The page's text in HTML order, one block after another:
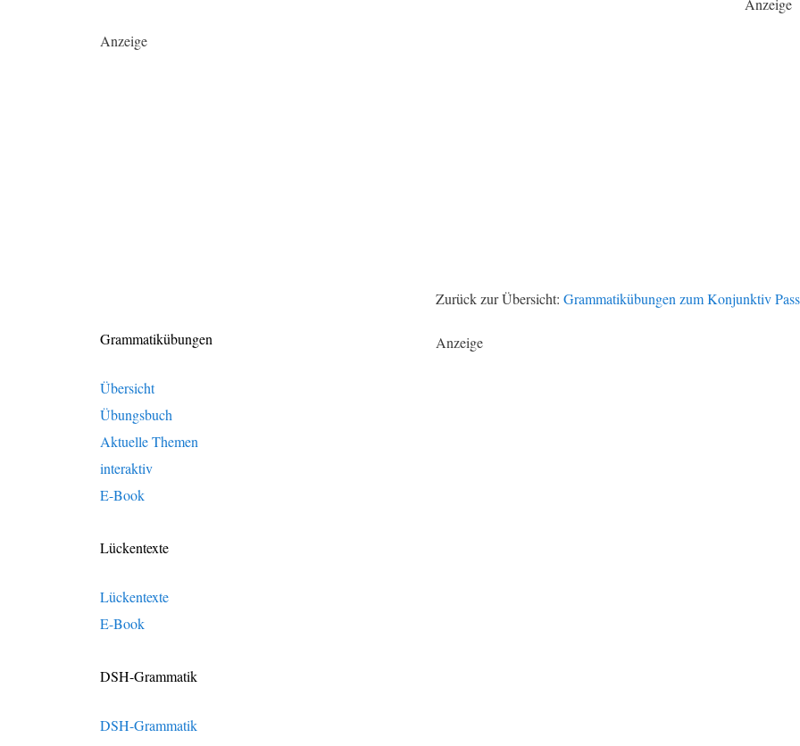
Anzeige
Zurück zur Übersicht: Grammatikübungen zum Konjunktiv
Anzeige
Anzeige
Grammatikübungen
Übersicht
Übungsbuch
Aktuelle Themen
interaktiv
E-Book
Lückentexte
Lückentexte
E-Book
DSH-Grammatik
DSH-Grammatik